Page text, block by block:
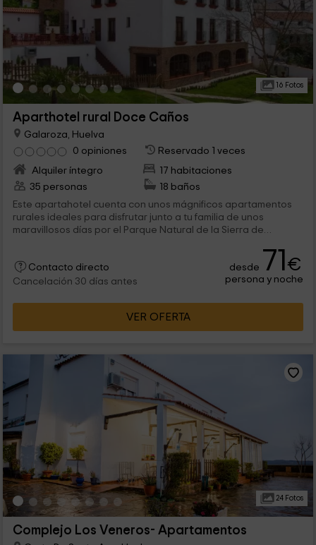
16 Fotos
Aparthotel rural Doce Caños
Galaroza, Huelva
0 opiniones
Reservado 1 veces
Alquiler íntegro
17 habitaciones
35 personas
18 baños
Este apartahotel cuenta con unos mágnificos apartamentos
rurales ideales para disfrutar junto a tu familia de unos
maravillosos días por el Parque Natural de la Sierra de
Contacto directo
Cancelación 30 días antes
desde 71€
persona y noche
VER OFERTA
24 Fotos
Complejo Los Veneros- Apartamentos